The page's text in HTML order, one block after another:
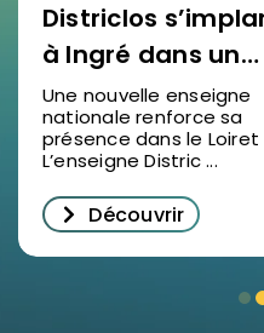
Districlos
à Ingré dans un
nouveau bâtiment
d’activités
Une nouvelle enseigne
nationale renforce sa
présence dans le Loiret
L’enseigne Distric ...
Découvrir